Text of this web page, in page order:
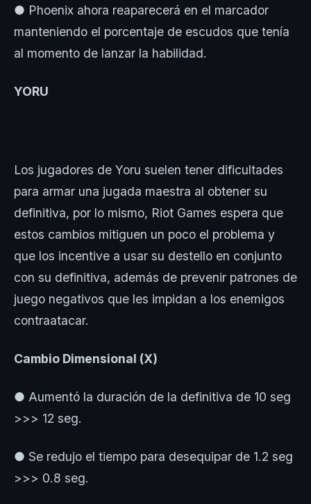
● Phoenix ahora reaparecerá en el marcador
manteniendo el porcentaje de escudos que tenía
al momento de lanzar la habilidad.
YORU
Los jugadores de Yoru suelen tener dificultades
para armar una jugada maestra al obtener su
definitiva, por lo mismo, Riot Games espera que
estos cambios mitiguen un poco el problema y
que los incentive a usar su destello en conjunto
con su definitiva, además de prevenir patrones de
juego negativos que les impidan a los enemigos
contraatacar.
Cambio Dimensional (X)
● Aumentó la duración de la definitiva de 10 seg
>>> 12 seg.
● Se redujo el tiempo para desequipar de 1.2 seg
>>> 0.8 seg.